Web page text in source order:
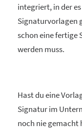
integriert, in der
Signaturvorlagen
schon eine fertige
werden muss.
Hast du eine
Signatur im
noch nie gemacht